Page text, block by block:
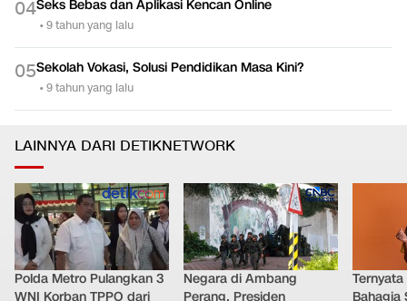
03Ternyata Inilah Cara Menjadi Orang yang Luar Biasa
•9 tahun yang lalu
04Seks Bebas dan Aplikasi Kencan Online
•9 tahun yang lalu
05
•9 tahun yang lalu
LAINNYA DARI DETIKNETWORK